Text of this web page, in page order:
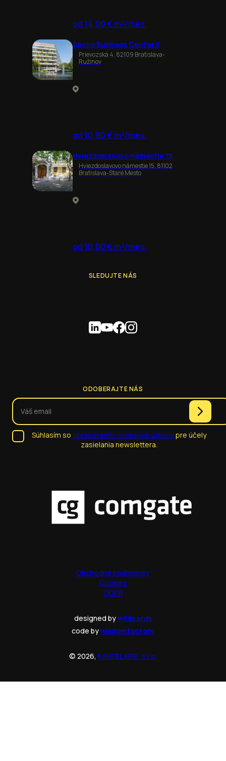
od 14,00 € m²/mes.
Apollo Business Center II
Prievozská 4, 82109 Bratislava-
Ružinov
od 10,90 € m²/mes.
Hviezdoslavovo námestie 15
Hviezdoslavovo námestie 15, 81102
Bratislava-Staré Mesto
od 10,00 € m²/mes.
SLEDUJTE NÁS
ODOBERAJTE NÁS
Súhlasím so spracúvaním osobných údajovpre účely
zasielania newslettera.
Obchodné podmienky
Cookies
GDPR
designed bywildcards
code bywisdomfactory
© 2026, KANCELARIE, s.r.o.